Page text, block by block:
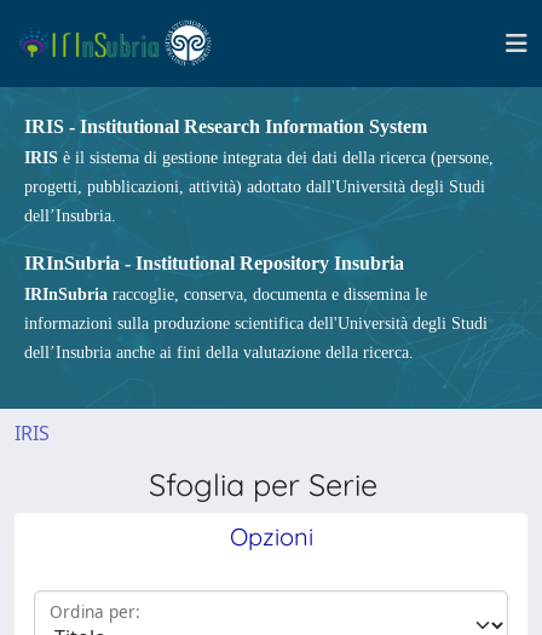
IRIS - Institutional Research Information System
IRIS è il sistema di gestione integrata dei dati della ricerca (persone,
progetti, pubblicazioni, attività) adottato dall'Università degli Studi
dell’Insubria.
IRInSubria - Institutional Repository Insubria
IRInSubria raccoglie, conserva, documenta e dissemina le
informazioni sulla produzione scientifica dell'Università degli Studi
dell’Insubria anche ai fini della valutazione della ricerca.
IRIS
Sfoglia per Serie
Opzioni
Ordina per: